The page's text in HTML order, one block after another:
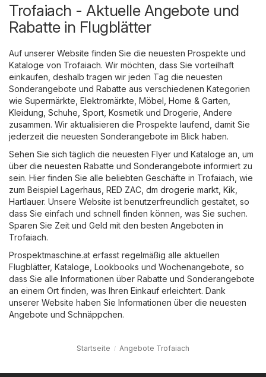
Trofaiach - Aktuelle Angebote und
Rabatte in Flugblätter
Auf unserer Website finden Sie die neuesten Prospekte und
Kataloge von Trofaiach. Wir möchten, dass Sie vorteilhaft
einkaufen, deshalb tragen wir jeden Tag die neuesten
Sonderangebote und Rabatte aus verschiedenen Kategorien
wie Supermärkte Elektromärkte Möbel, Home & Garten
Kleidung, Schuhe, Sport Kosmetik und Drogerie Andere
zusammen. Wir aktualisieren die Prospekte laufend, damit Sie
jederzeit die neuesten Sonderangebote im Blick haben.
Sehen Sie sich täglich die neuesten Flyer und Kataloge an, um
über die neuesten Rabatte und Sonderangebote informiert zu
sein. Hier finden Sie alle beliebten Geschäfte in Trofaiach, wie
zum Beispiel Lagerhaus RED ZAC dm drogerie markt Kik
Hartlauer. Unsere Website ist benutzerfreundlich gestaltet, so
dass Sie einfach und schnell finden können, was Sie suchen.
Sparen Sie Zeit und Geld mit den besten Angeboten in
Trofaiach.
Prospektmaschine.at erfasst regelmäßig alle aktuellen
Flugblätter, Kataloge, Lookbooks und Wochenangebote, so
dass Sie alle Informationen über Rabatte und Sonderangebote
an einem Ort finden, was Ihren Einkauf erleichtert. Dank
unserer Website haben Sie Informationen über die neuesten
Angebote und Schnäppchen.
Startseite Angebote Trofaiach